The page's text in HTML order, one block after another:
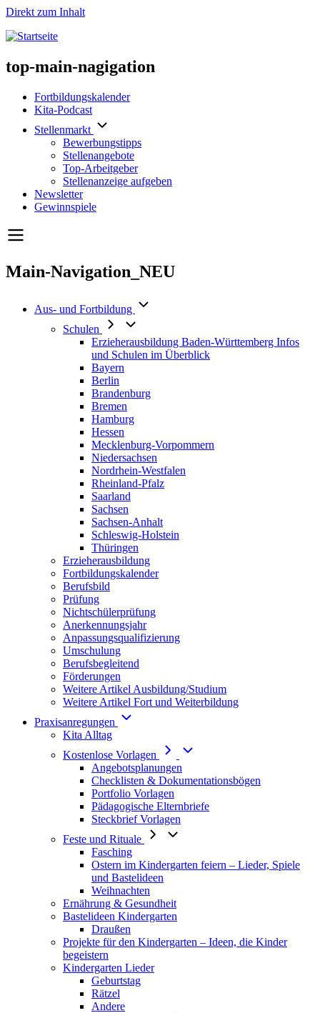
Direkt zum Inhalt
top-main-nagigation
Fortbildungskalender
Kita-Podcast
Stellenmarkt
Bewerbungstipps
Stellenangebote
Top-Arbeitgeber
Stellenanzeige aufgeben
Newsletter
Gewinnspiele
Main-Navigation_NEU
Aus- und Fortbildung
Schulen
Erzieherausbildung Baden-Württemberg Infos
und Schulen im Überblick
Bayern
Berlin
Brandenburg
Bremen
Hamburg
Hessen
Mecklenburg-Vorpommern
Niedersachsen
Nordrhein-Westfalen
Rheinland-Pfalz
Saarland
Sachsen
Sachsen-Anhalt
Schleswig-Holstein
Thüringen
Erzieherausbildung
Fortbildungskalender
Berufsbild
Prüfung
Nichtschülerprüfung
Anerkennungsjahr
Anpassungsqualifizierung
Umschulung
Berufsbegleitend
Förderungen
Weitere Artikel Ausbildung/Studium
Weitere Artikel Fort und Weiterbildung
Praxisanregungen
Kita Alltag
Kostenlose Vorlagen
Angebotsplanungen
Checklisten & Dokumentationsbögen
Portfolio Vorlagen
Pädagogische Elternbriefe
Steckbrief Vorlagen
Feste und Rituale
Fasching
Ostern im Kindergarten feiern – Lieder, Spiele
und Bastelideen
Weihnachten
Ernährung & Gesundheit
Bastelideen Kindergarten
Draußen
Projekte für den Kindergarten – Ideen, die Kinder
begeistern
Kindergarten Lieder
Geburtstag
Rätzel
Andere